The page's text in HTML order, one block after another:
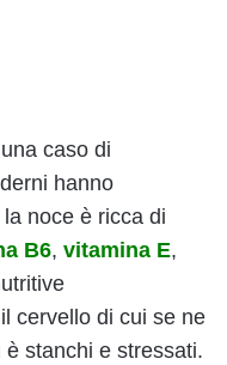
caso di
hanno
noce è ricca di
B6, vitamina E,
cervello di cui se ne
stanchi e stressati.